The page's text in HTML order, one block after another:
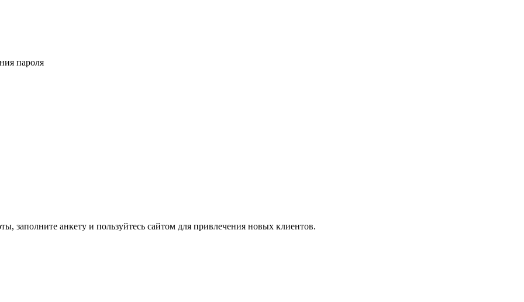
пароля
заполните анкету и пользуйтесь сайтом для привлечения новых клиентов.